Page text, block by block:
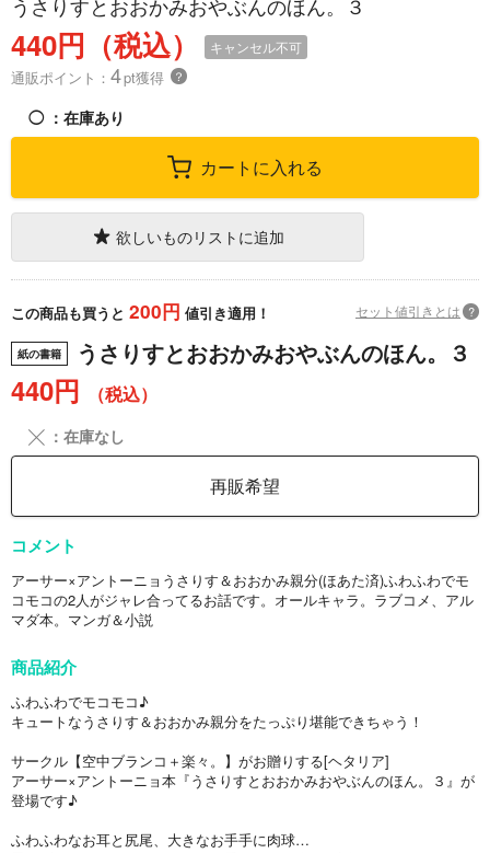
440円（税込） キャンセル不可
通販ポイント： 4pt獲得 ？
◯ ：在庫あり
カートに入れる
欲しいものリストに追加
この商品も買うと 200円 値引き適用！ セット値引きとは ?
紙の書籍 うさりすとおおかみおやぶんのほん。３
440円 （税込）
╳ ：在庫なし
再販希望
コメント
アーサー×アントーニョうさりす＆おおかみ親分(ほあた済)ふわふわでモ
コモコの2人がジャレ合ってるお話です。オールキャラ。ラブコメ、アル
マダ本。マンガ＆小説
商品紹介
ふわふわでモコモコ♪
キュートなうさりす＆おおかみ親分をたっぷり堪能できちゃう！
サークル【空中ブランコ＋楽々。】がお贈りする[ヘタリア]
アーサー×アントーニョ本『うさりすとおおかみおやぶんのほん。３』が
登場です♪
ふわふわなお耳と尻尾、大きなお手手に肉球…